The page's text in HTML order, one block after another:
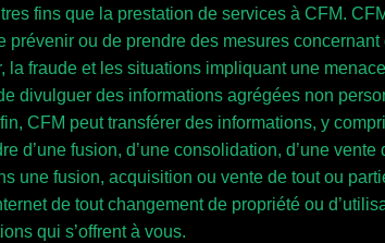
fins que la prestation de services à CFM.
prévenir ou de prendre des mesures
fraude et les situations impliquant une
divulguer des informations agrégées non
CFM peut transférer des informations, y
fusion, d’une consolidation, d’une vente
une fusion, acquisition ou vente de tout ou
de tout changement de propriété ou
qui s’offrent à vous.